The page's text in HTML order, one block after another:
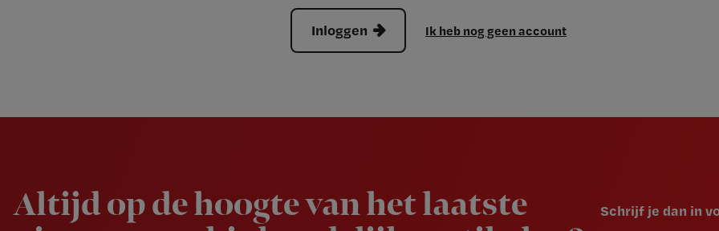
Inloggen Ik heb nog geen account
Altijd op de hoogte van het laatste
Schrijf je dan in